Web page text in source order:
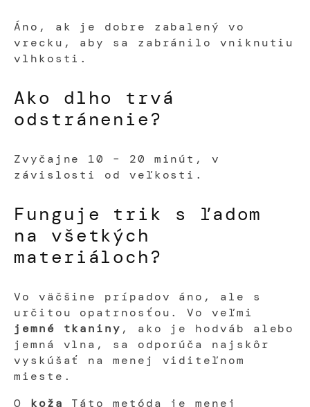
Áno, ak je dobre zabalený vo
vrecku, aby sa zabránilo vniknutiu
vlhkosti.
Ako dlho trvá
odstránenie?
Zvyčajne 10 – 20 minút, v
závislosti od veľkosti.
Funguje trik s ľadom
na všetkých
materiáloch?
Vo väčšine prípadov áno, ale s
určitou opatrnosťou. Vo veľmi
jemné tkaniny , ako je hodváb alebo
jemná vlna, sa odporúča najskôr
vyskúšať na menej viditeľnom
mieste.
O koža Táto metóda je menej